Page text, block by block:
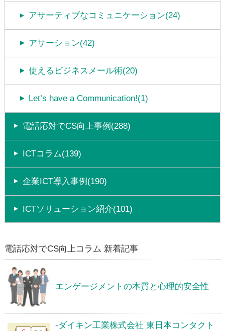
アサーティブなコミュニケーション(24)
アサーション(42)
使えるビジネスメール術(20)
Let’s have a Communication!(1)
電話応対でCS向上事例(288)
ICTコラム(139)
企業ICT導入事例(190)
ICTソリューション紹介(101)
電話応対でCS向上コラム 新着記事
エンゲージメントの本質と心理的安全性
-ダイキン工業株式会社 東日本コンタクト